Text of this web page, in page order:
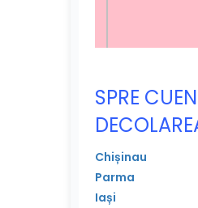
SPRE
Chișinau
Parma
Iași